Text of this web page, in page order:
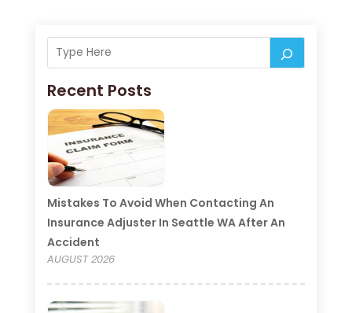
Recent Posts
Mistakes To Avoid When Contacting An
Insurance Adjuster In Seattle WA After An
Accident
AUGUST 2026